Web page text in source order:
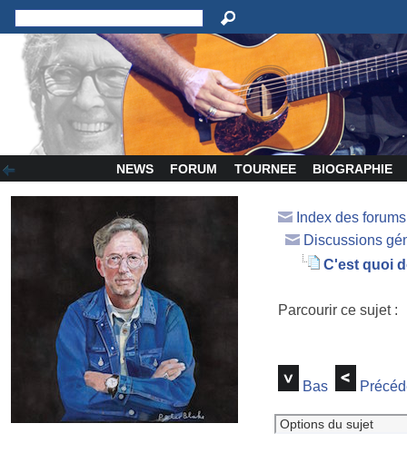
NEWS FORUM TOURNEE BIOGRAPHIE
Index des
Discussions
C'est quoi
Parcourir ce sujet
Bas